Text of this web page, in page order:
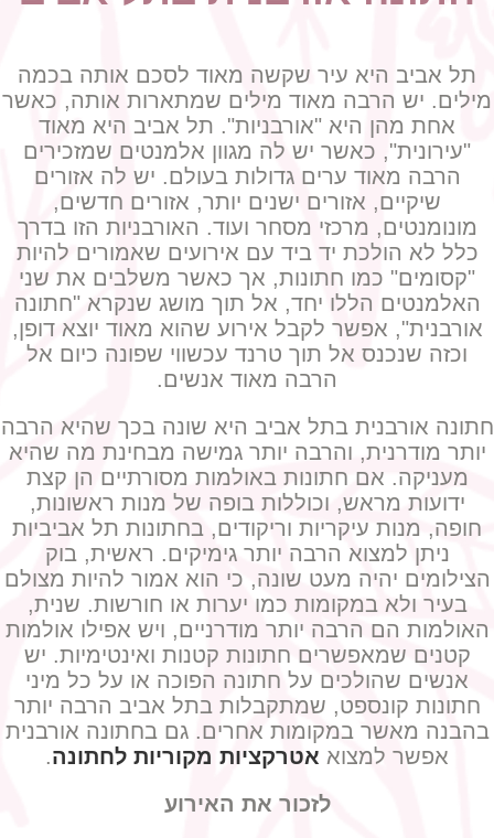
תל אביב היא עיר שקשה מאוד לסכם אותה בכמה
מילים. יש הרבה מאוד מילים שמתארות אותה, כאשר
אחת מהן היא "אורבניות". תל אביב היא מאוד
"עירונית", כאשר יש לה מגוון אלמנטים שמזכירים
הרבה מאוד ערים גדולות בעולם. יש לה אזורים
שיקיים, אזורים ישנים יותר, אזורים חדשים,
מונומנטים, מרכזי מסחר ועוד. האורבניות הזו בדרך
כלל לא הולכת יד ביד עם אירועים שאמורים להיות
"קסומים" כמו חתונות, אך כאשר משלבים את שני
האלמנטים הללו יחד, אל תוך מושג שנקרא "חתונה
אורבנית", אפשר לקבל אירוע שהוא מאוד יוצא דופן,
וכזה שנכנס אל תוך טרנד עכשווי שפונה כיום אל
הרבה מאוד אנשים.
חתונה אורבנית בתל אביב היא שונה בכך שהיא הרבה
יותר מודרנית, והרבה יותר גמישה מבחינת מה שהיא
מעניקה. אם חתונות באולמות מסורתיים הן קצת
ידועות מראש, וכוללות בופה של מנות ראשונות,
חופה, מנות עיקריות וריקודים, בחתונות תל אביביות
ניתן למצוא הרבה יותר גימיקים. ראשית, בוק
הצילומים יהיה מעט שונה, כי הוא אמור להיות מצולם
בעיר ולא במקומות כמו יערות או חורשות. שנית,
האולמות הם הרבה יותר מודרניים, ויש אפילו אולמות
קטנים שמאפשרים חתונות קטנות ואינטימיות. יש
אנשים שהולכים על חתונה הפוכה או על כל מיני
חתונות קונספט, שמתקבלות בתל אביב הרבה יותר
בהבנה מאשר במקומות אחרים. גם בחתונה אורבנית
אפשר למצוא אטרקציות מקוריות לחתונה.
לזכור את האירוע